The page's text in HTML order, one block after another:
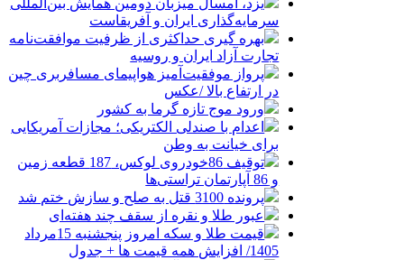
یزد، امسال میزبان دومین همایش بین‌المللی
سرمایه‌گذاری ایران و آفریقاست
بهره گیری حداکثری از ظرفیت موافقت‌نامه
تجارت آزاد ایران و روسیه
پرواز موفقیت‌آمیز هواپیمای مسافربری چین
در ارتفاع بالا /عکس
ورود موج تازه گرما به کشور
اعدام با صندلی الکتریکی؛ مجازات آمریکایی
برای خیانت به وطن
توقیف 86خودروی لوکس، 187 قطعه زمین
و 86 آپارتمان تراستی‌ها
پرونده 3100 قتل به صلح و سازش ختم شد
عبور طلا و نقره از سقف چند هفته‌ای
قیمت طلا و سکه امروز پنجشنبه 15مرداد
1405/ افزایش همه قیمت ها + جدول